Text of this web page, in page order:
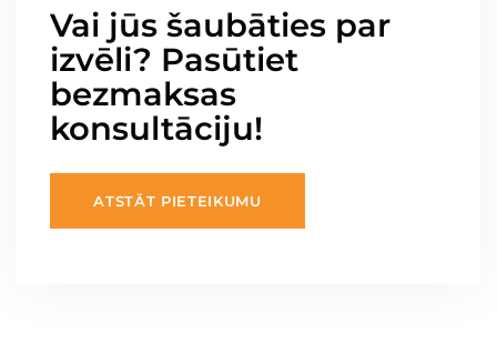
Vai jūs šaubāties par
izvēli? Pasūtiet
bezmaksas
konsultāciju!
ATSTĀT PIETEIKUMU